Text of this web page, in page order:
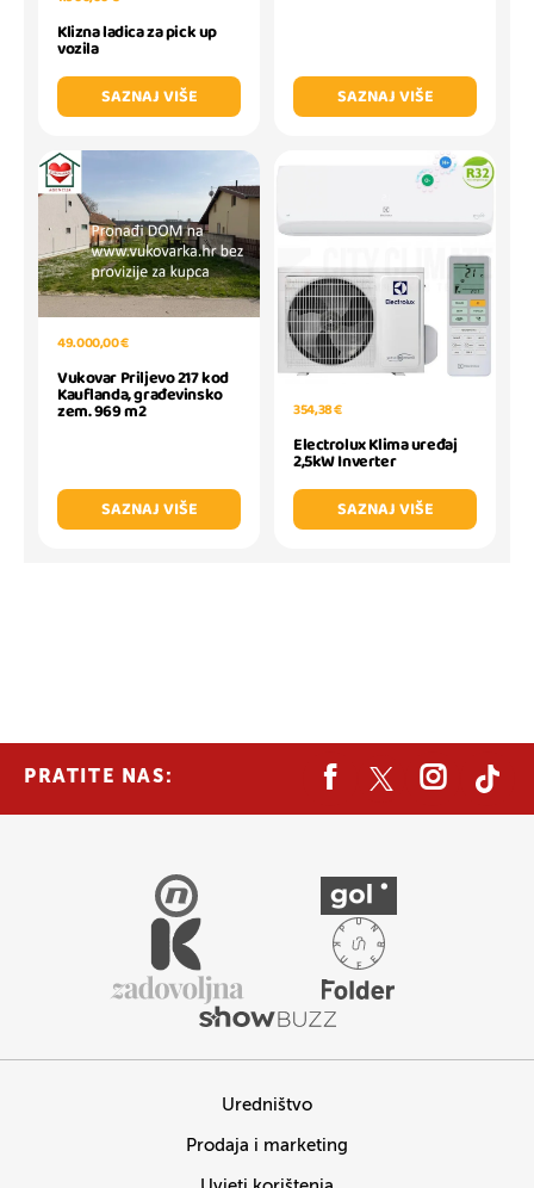
Klizna ladica za pick up
vozila
SAZNAJ VIŠE
SAZNAJ VIŠE
49.000,00 €
Vukovar Priljevo 217 kod
Kauflanda, građevinsko
zem. 969 m2
SAZNAJ VIŠE
354,38 €
Electrolux Klima uređaj
2,5kW Inverter
SAZNAJ VIŠE
PRATITE NAS:
Uredništvo
Prodaja i marketing